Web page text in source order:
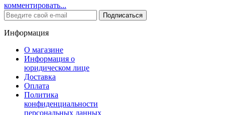
комментировать...
Подписаться
Информация
О магазине
Информация о
юридическом лице
Доставка
Оплата
Политика
конфиденциальности
персональных данных